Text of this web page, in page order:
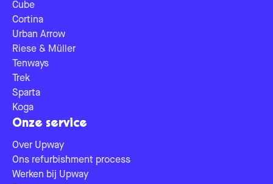
Cube
Cortina
Urban Arrow
Riese & Müller
Tenways
Trek
Sparta
Koga
Onze service
Over Upway
Ons refurbishment process
Werken bij Upway